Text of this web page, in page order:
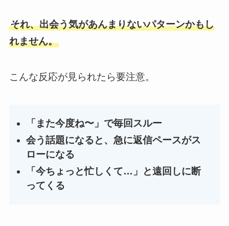
それ、出会う気があんまりないパターンかもし
れません。
こんな反応が見られたら要注意。
「また今度ね〜」で毎回スルー
会う話題になると、急に返信ペースがス
ローになる
「今ちょっと忙しくて…」と遠回しに断
ってくる